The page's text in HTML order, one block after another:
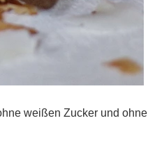
weißen Zucker und ohne